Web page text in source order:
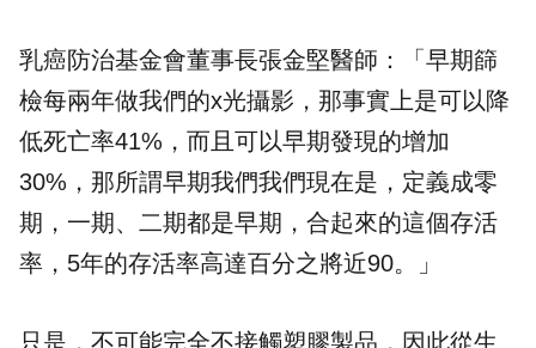
乳癌防治基金會董事長張金堅醫師：「早期篩
檢每兩年做我們的x光攝影，那事實上是可以降
低死亡率41%，而且可以早期發現的增加
30%，那所謂早期我們我們現在是，定義成零
期，一期、二期都是早期，合起來的這個存活
率，5年的存活率高達百分之將近90。」
只是，不可能完全不接觸塑膠製品，因此從生